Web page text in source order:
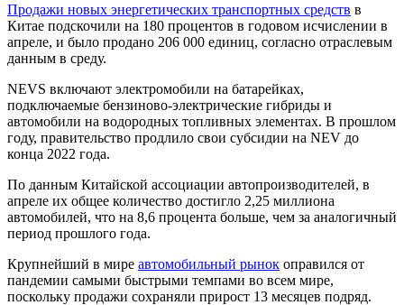
Продажи новых энергетических транспортных средств в
Китае подскочили на 180 процентов в годовом исчислении в
апреле, и было продано 206 000 единиц, согласно отраслевым
данным в среду.
NEVS включают электромобили на батарейках,
подключаемые бензиново-электрические гибриды и
автомобили на водородных топливных элементах. В прошлом
году, правительство продлило свои субсидии на NEV до
конца 2022 года.
По данным Китайской ассоциации автопроизводителей, в
апреле их общее количество достигло 2,25 миллиона
автомобилей, что на 8,6 процента больше, чем за аналогичный
период прошлого года.
Крупнейший в мире автомобильный рынок оправился от
пандемии самыми быстрыми темпами во всем мире,
поскольку продажи сохраняли прирост 13 месяцев подряд.